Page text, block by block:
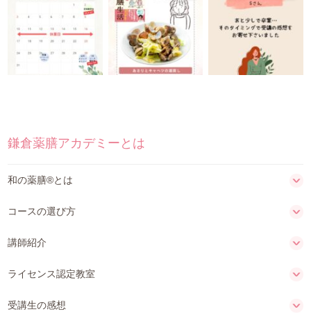
鎌倉薬膳アカデミーとは
和の薬膳®とは
コースの選び方
講師紹介
ライセンス認定教室
受講生の感想